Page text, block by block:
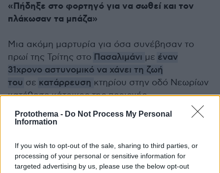
Protothema - Do Not Process My Personal
Information
If you wish to opt-out of the sale, sharing to third parties, or
processing of your personal or sensitive information for
targeted advertising by us, please use the below opt-out
«Πήδηξε στο φορτηγό για να σωθεί και τον
πλάκωσαν τα μπάζα»
Μια ακόμη μαρτυρία για όσα συνέβησαν το
πρωί της Τρίτης στο Πασαλιμάνι με έναν
31χρονο αστυνομικό να χάνει τη ζωή
του σε κατάρρευση κτηρίου στην οδό Νεωρίων
κατέθεσε κάτοικος της περιοχής
protothema.gr
άτυχοςαστυνομικός «πήδηξε από το κτίριο στο
φορτηγό για να σωθεί και καταπλακώθηκε από